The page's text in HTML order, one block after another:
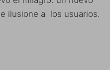
ilusione a los usuarios.